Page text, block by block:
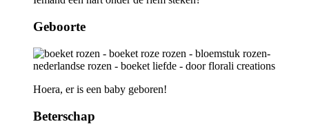
Geboorte
Hoera, er is een baby geboren!
Beterschap